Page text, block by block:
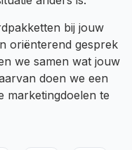
bij jouw
oriënterend gesprek
we samen wat jouw
doen we een
marketingdoelen te